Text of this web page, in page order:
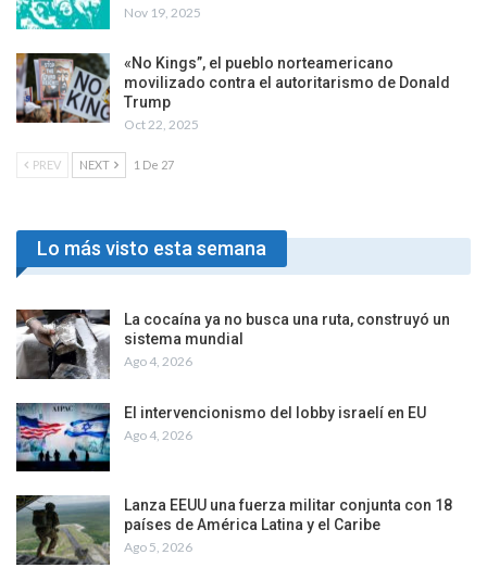
Nov 19, 2025
«No Kings”, el pueblo norteamericano
movilizado contra el autoritarismo de Donald
Trump
Oct 22, 2025
PREV NEXT 1 De 27
Lo más visto esta semana
La cocaína ya no busca una ruta, construyó un
sistema mundial
Ago 4, 2026
El intervencionismo del lobby israelí en EU
Ago 4, 2026
Lanza EEUU una fuerza militar conjunta con 18
países de América Latina y el Caribe
Ago 5, 2026